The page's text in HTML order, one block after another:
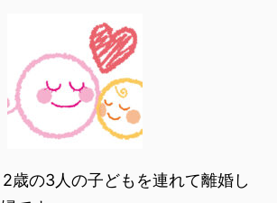
歳の3人の子どもを連れて離婚し